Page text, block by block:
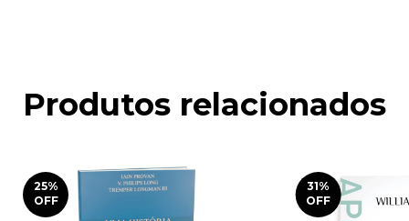
Produtos relacionados
25%
OFF
31%
OFF